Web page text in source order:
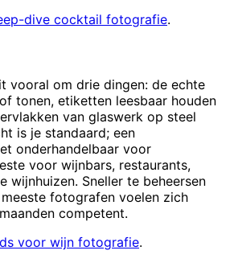
dive cocktail fotografie.
vooral om drie dingen: de echte
tonen, etiketten leesbaar houden
van glaswerk op steel
is je standaard; een
onderhandelbaar voor
voor wijnbars, restaurants,
wijnhuizen. Sneller te beheersen
fotografen voelen zich
competent.
voor wijn fotografie.